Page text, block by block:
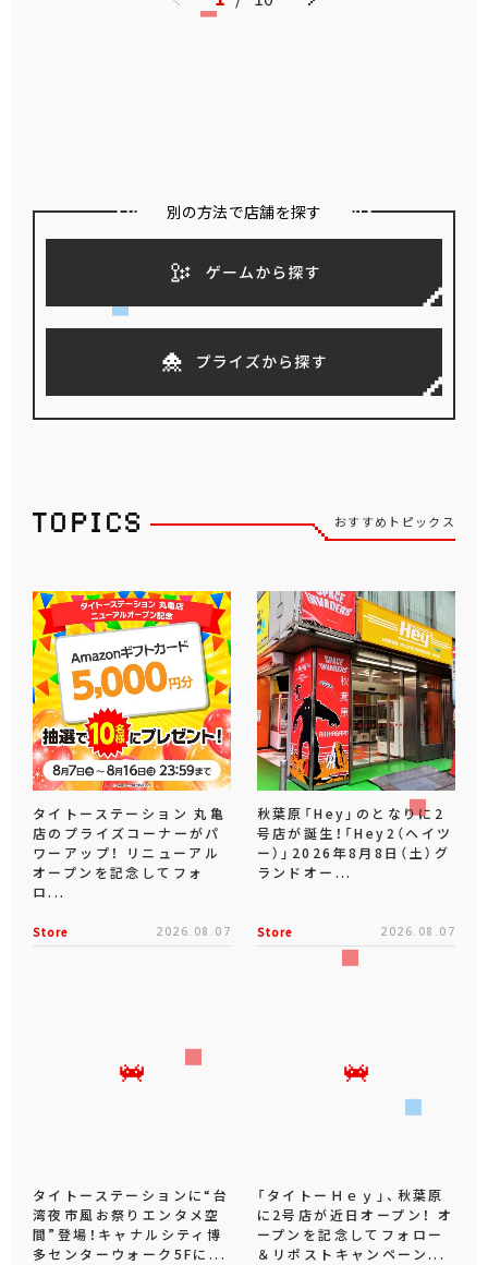
別の方法で店舗を探す
おすすめトピックス
タイトーステーション 丸亀
店のプライズコーナーがパ
ワーアップ！ リニューアル
オープンを記念してフォ
ロ...
Store 2026.08.07
秋葉原「Hey」のとなりに2
号店が誕生！「Hey2（ヘイツ
ー）」2026年8月8日（土）グ
ランドオー...
Store 2026.08.07
タイトーステーションに“台
湾夜市風お祭りエンタメ空
間”登場！キャナルシティ博
多センターウォーク5Fに...
「タイトーＨｅｙ」、秋葉原
に2号店が近日オープン！ オ
ープンを記念してフォロー
＆リポストキャンペーン...